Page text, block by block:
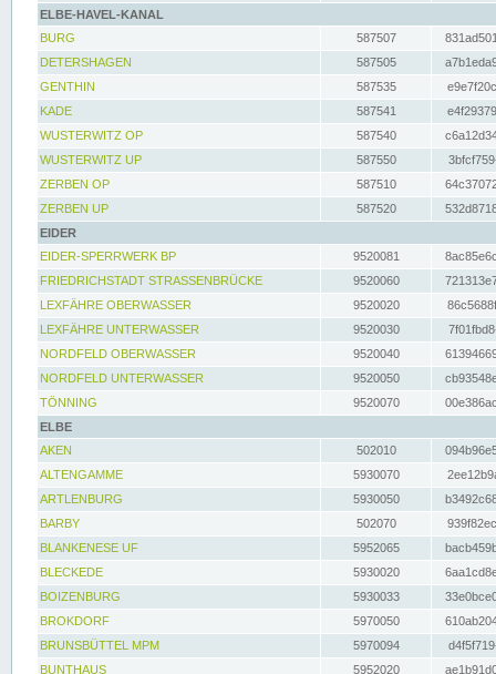
ELBE-HAVEL-KANAL
BURG
587507
DETERSHAGEN
587505
GENTHIN
587535
KADE
587541
WUSTERWITZ OP
587540
WUSTERWITZ UP
587550
ZERBEN OP
587510
ZERBEN UP
587520
EIDER
EIDER-SPERRWERK BP
9520081
FRIEDRICHSTADT STRASSENBRÜCKE
9520060
LEXFÄHRE OBERWASSER
9520020
LEXFÄHRE UNTERWASSER
9520030
NORDFELD OBERWASSER
9520040
NORDFELD UNTERWASSER
9520050
TÖNNING
9520070
ELBE
AKEN
502010
ALTENGAMME
5930070
ARTLENBURG
5930050
BARBY
502070
BLANKENESE UF
5952065
BLECKEDE
5930020
BOIZENBURG
5930033
BROKDORF
5970050
BRUNSBÜTTEL MPM
5970094
BUNTHAUS
5952020